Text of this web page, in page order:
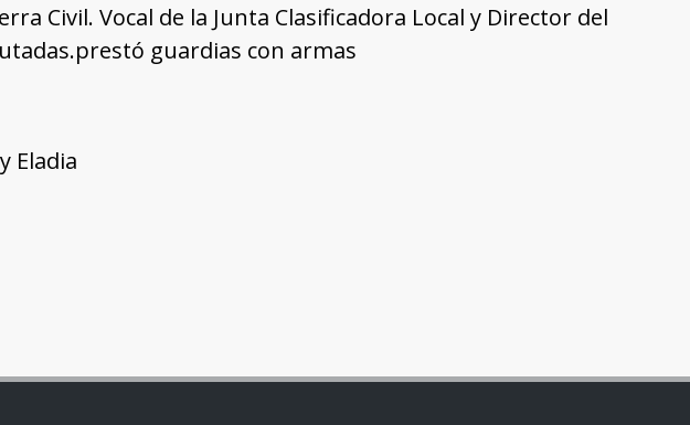
Civil. Vocal de la Junta Clasificadora Local y Director del
guardias con armas
Eladia